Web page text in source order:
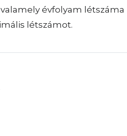
évfolyam létszáma
létszámot.